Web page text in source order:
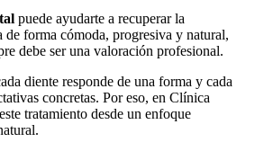
puede ayudarte a recuperar la
de forma cómoda, progresiva y natural,
debe ser una valoración profesional.
diente responde de una forma y cada
concretas. Por eso, en Clínica
tratamiento desde un enfoque